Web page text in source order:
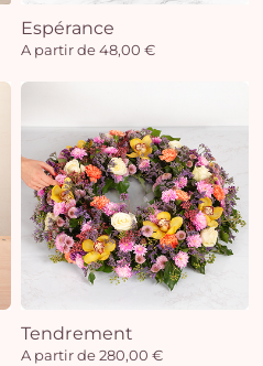
Espérance
A partir de 48,00 €
Tendrement
A partir de 280,00 €